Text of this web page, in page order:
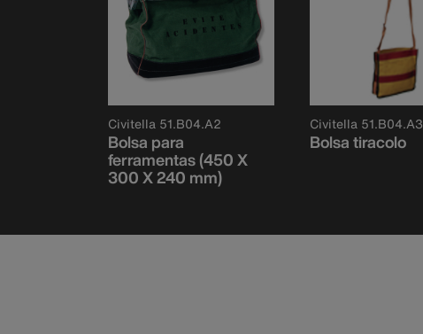
Civitella 51.B04.A2
Bolsa para
ferramentas (450 X
300 X 240 mm)
Civitella 51.B04.A3
Bolsa tiracolo